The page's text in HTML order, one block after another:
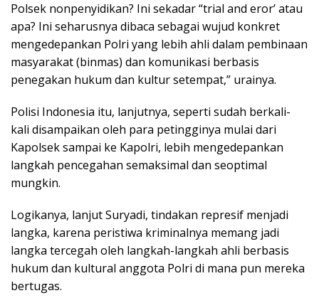
Polsek nonpenyidikan? Ini sekadar “trial and eror’ atau
apa? Ini seharusnya dibaca sebagai wujud konkret
mengedepankan Polri yang lebih ahli dalam pembinaan
masyarakat (binmas) dan komunikasi berbasis
penegakan hukum dan kultur setempat,” urainya.
Polisi Indonesia itu, lanjutnya, seperti sudah berkali-
kali disampaikan oleh para petingginya mulai dari
Kapolsek sampai ke Kapolri, lebih mengedepankan
langkah pencegahan semaksimal dan seoptimal
mungkin.
Logikanya, lanjut Suryadi, tindakan represif menjadi
langka, karena peristiwa kriminalnya memang jadi
langka tercegah oleh langkah-langkah ahli berbasis
hukum dan kultural anggota Polri di mana pun mereka
bertugas.